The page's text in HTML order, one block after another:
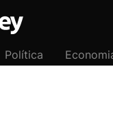
Política